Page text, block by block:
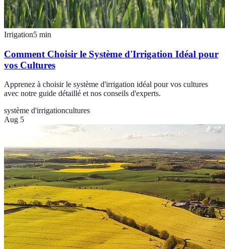
Irrigation5 min
Comment Choisir le Système d'Irrigation Idéal pour
vos Cultures
Apprenez à choisir le système d'irrigation idéal pour vos cultures
avec notre guide détaillé et nos conseils d'experts.
système d'irrigationcultures
Aug 5